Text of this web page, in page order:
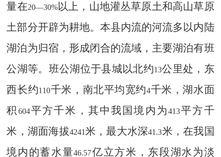
量在20—30%以上，山地灌丛草原土和高山草原
土部分开辟为耕地。本县内流的河流多以内陆
湖泊为归宿，形成闭合的流域，主要湖泊有班
公湖等。班公湖位于县城以北约13公里处，东
西长约110千米，南北平均宽约4千米，湖水面
积 604平方千米，其中我国境内为413平方千
米，湖面海拔4241米，最大水深41.3米，在我国
境内的蓄水量46.57亿立方米，东段湖水为淡